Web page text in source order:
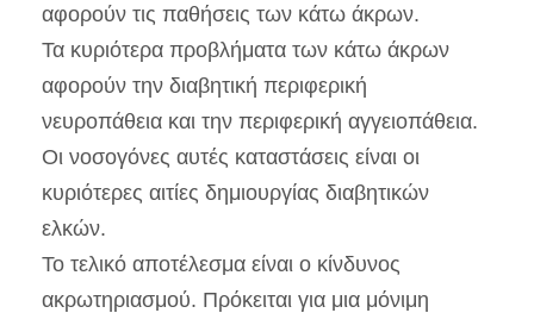
αφορούν τις παθήσεις των κάτω άκρων.
Τα κυριότερα προβλήματα των κάτω άκρων
αφορούν την διαβητική περιφερική
νευροπάθεια και την περιφερική αγγειοπάθεια.
Οι νοσογόνες αυτές καταστάσεις είναι οι
κυριότερες αιτίες δημιουργίας διαβητικών
ελκών.
Το τελικό αποτέλεσμα είναι ο κίνδυνος
ακρωτηριασμού. Πρόκειται για μια μόνιμη